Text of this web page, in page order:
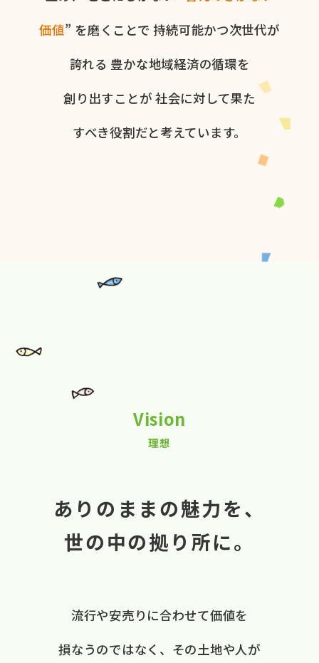
価値” を​磨く​ことで 持続可能かつ次世代が​
誇れる 豊かな​地域経済の​循環を​
創り出すことが 社会に​対して​果た​
すべき役割だと​考えています。​
Vision
理想
ありのままの魅力を、
世の中の拠り所に。
流行や​安売りに​合わせて​価値を​
損なうのではなく、 ​その​土地や​人が​